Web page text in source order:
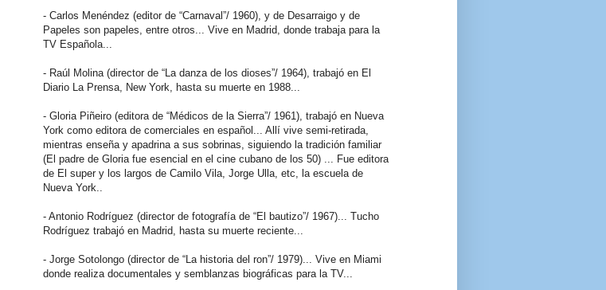
- Carlos Menéndez (editor de “Carnaval”/ 1960), y de Desarraigo y de
Papeles son papeles, entre otros... Vive en Madrid, donde trabaja para la
TV Española...
- Raúl Molina (director de “La danza de los dioses”/ 1964), trabajó en El
Diario La Prensa, New York, hasta su muerte en 1988...
- Gloria Piñeiro (editora de “Médicos de la Sierra”/ 1961), trabajó en Nueva
York como editora de comerciales en español... Allí vive semi-retirada,
mientras enseña y apadrina a sus sobrinas, siguiendo la tradición familiar
(El padre de Gloria fue esencial en el cine cubano de los 50) ... Fue editora
de El super y los largos de Camilo Vila, Jorge Ulla, etc, la escuela de
Nueva York..
- Antonio Rodríguez (director de fotografía de “El bautizo”/ 1967)... Tucho
Rodríguez trabajó en Madrid, hasta su muerte reciente...
- Jorge Sotolongo (director de “La historia del ron”/ 1979)... Vive en Miami
donde realiza documentales y semblanzas biográficas para la TV...